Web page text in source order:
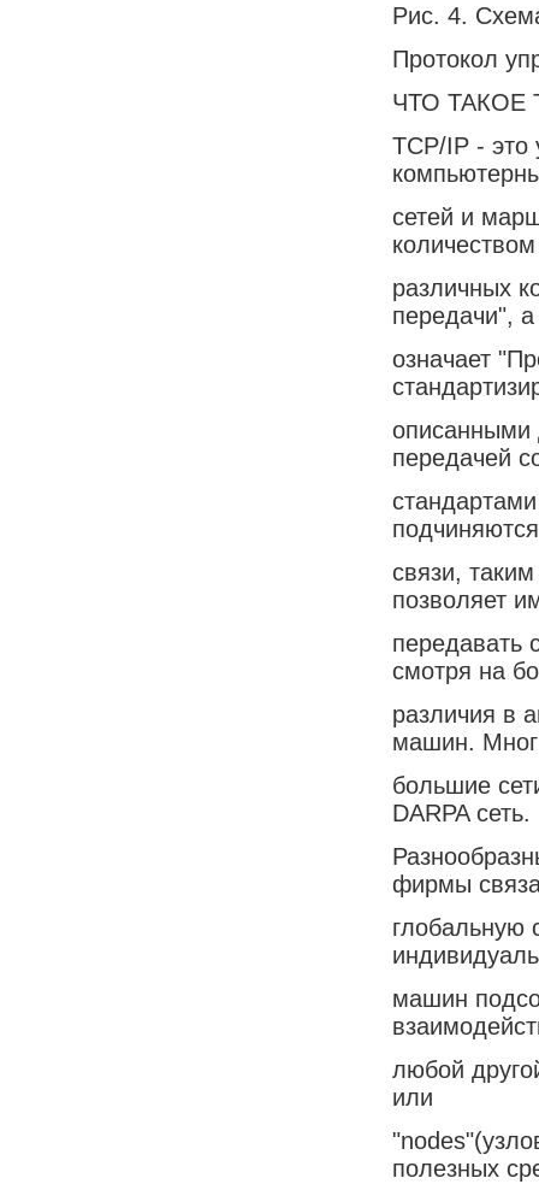
Рис. 4.
Протокол
ЧТО ТАКОЕ
TCP/IP - это
сетей и
количеством
различных
передачи",
означает
описанными
передачей
связи,
позволяет
передавать
смотря на
различия в
машин.
большие
DARPA сеть.
фирмы
глобальную
машин
любой
или
полезных